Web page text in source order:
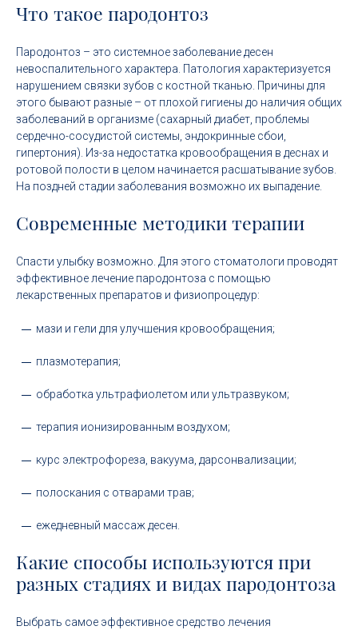
Что такое пародонтоз
Пародонтоз – это системное заболевание десен
невоспалительного характера. Патология характеризуется
нарушением связки зубов с костной тканью. Причины для
этого бывают разные – от плохой гигиены до наличия общих
заболеваний в организме (сахарный диабет, проблемы
сердечно-сосудистой системы, эндокринные сбои,
гипертония). Из-за недостатка кровообращения в деснах и
ротовой полости в целом начинается расшатывание зубов.
На поздней стадии заболевания возможно их выпадение.
Современные методики терапии
Спасти улыбку возможно. Для этого стоматологи проводят
эффективное лечение пародонтоза с помощью
лекарственных препаратов и физиопроцедур:
мази и гели для улучшения кровообращения;
плазмотерапия;
обработка ультрафиолетом или ультразвуком;
терапия ионизированным воздухом;
курс электрофореза, вакуума, дарсонвализации;
полоскания с отварами трав;
ежедневный массаж десен.
Какие способы используются при
разных стадиях и видах пародонтоза
Выбрать самое эффективное средство лечения